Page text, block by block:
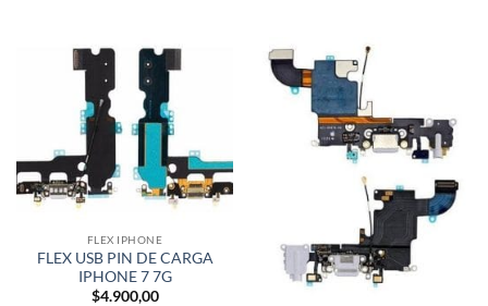
FLEX IPHONE
FLEX USB PIN DE CARGA
IPHONE 7 7G
$4.900,00